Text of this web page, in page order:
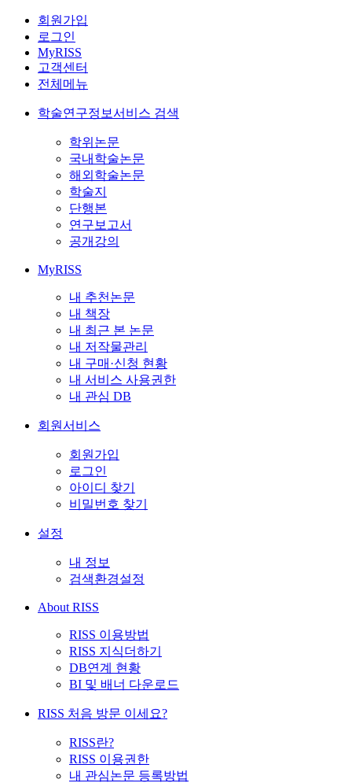
회원가입
로그인
MyRISS
고객센터
전체메뉴
학술연구정보서비스 검색
학위논문
국내학술논문
해외학술논문
학술지
단행본
연구보고서
공개강의
MyRISS
내 추천논문
내 책장
내 최근 본 논문
내 저작물관리
내 구매·신청 현황
내 서비스 사용권한
내 관심 DB
회원서비스
회원가입
로그인
아이디 찾기
비밀번호 찾기
설정
내 정보
검색환경설정
About RISS
RISS 이용방법
RISS 지식더하기
DB연계 현황
BI 및 배너 다운로드
RISS 처음 방문 이세요?
RISS란?
RISS 이용권한
내 관심논문 등록방법